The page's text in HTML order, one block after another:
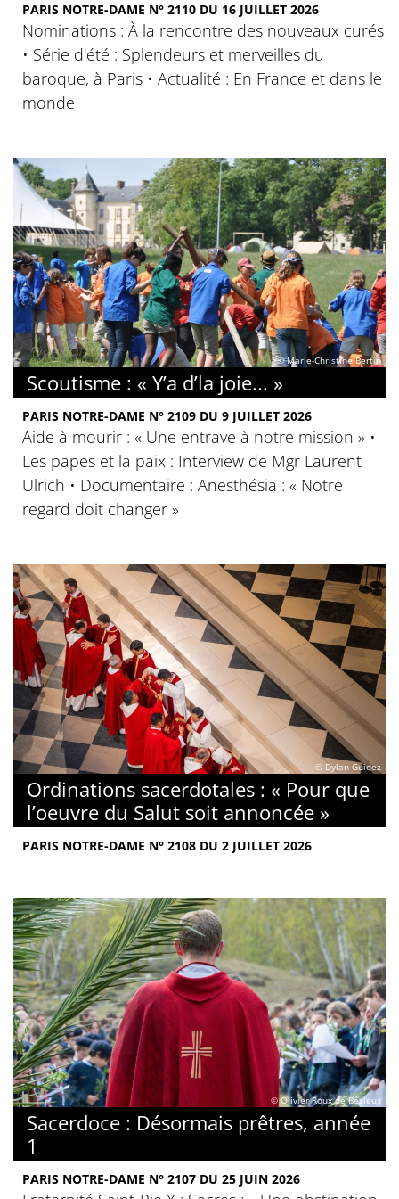
PARIS NOTRE-DAME N° 2110 DU 16 JUILLET 2026
Nominations : À la rencontre des nouveaux curés
• Série d'été : Splendeurs et merveilles du
baroque, à Paris • Actualité : En France et dans le
monde
© Marie-Christine Bertin
Scoutisme : « Y’a d’la joie... »
PARIS NOTRE-DAME N° 2109 DU 9 JUILLET 2026
Aide à mourir : « Une entrave à notre mission » •
Les papes et la paix : Interview de Mgr Laurent
Ulrich • Documentaire : Anesthésia : « Notre
regard doit changer »
© Dylan Guidez
Ordinations sacerdotales : « Pour que
l’oeuvre du Salut soit annoncée »
PARIS NOTRE-DAME N° 2108 DU 2 JUILLET 2026
© Olivier Roux de Bézieux
Sacerdoce : Désormais prêtres, année
1
PARIS NOTRE-DAME N° 2107 DU 25 JUIN 2026